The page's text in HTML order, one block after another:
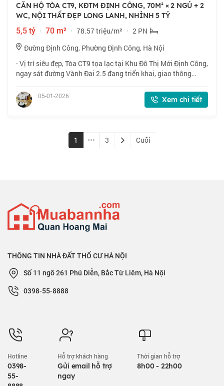
CĂN HỘ TÒA CT9, KĐTM ĐỊNH CÔNG, 70M² × 2 NGỦ + 2
WC, NỘI THẤT ĐẸP LONG LANH, NHỈNH 5 TỶ
5,5 tỷ · 70 m² · 78.57 triệu/m² · 2 PN
Đường Định Công, Phường Định Công, Hà Nội
- Vị trí siêu đẹp, Tòa CT9 tọa lạc tại Khu Đô Thị Mới Định Công,
ngay sát đường Vành Đai 2.5 đang triển khai, giao thông
Ngủ + 2 wc, chủ rấ
05-01-2026 Xem chi tiết
1 3 Cuối
THÔNG TIN NHÀ ĐẤT THỔ CƯ HÀ NỘI
Số 11 ngõ 261 Phú Diễn, Bắc Từ Liêm, Hà Nội
0398-55-8888
Hotline
0398-
55-
Hỗ trợ khách hàng
Gửi email hỗ trợ
ngay
Thời gian hỗ trợ
8h00 - 22h00